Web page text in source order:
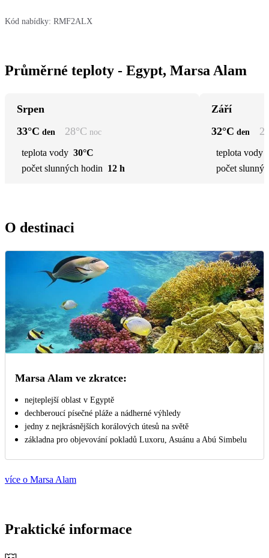
Kód nabídky: RMF2ALX
Průměrné teploty - Egypt, Marsa Alam
Srpen
33°C den 28°C noc
teplota vody 30°C
počet slunných hodin 12 h
Září
32°C den
teplota vody
počet
O destinaci
Marsa Alam ve zkratce:
nejteplejší oblast v Egyptě
dechberoucí písečné pláže a nádherné výhledy
jedny z nejkrásnějších korálových útesů na světě
základna pro objevování pokladů Luxoru, Asuánu a Abú Simbelu
více o Marsa Alam
Praktické informace